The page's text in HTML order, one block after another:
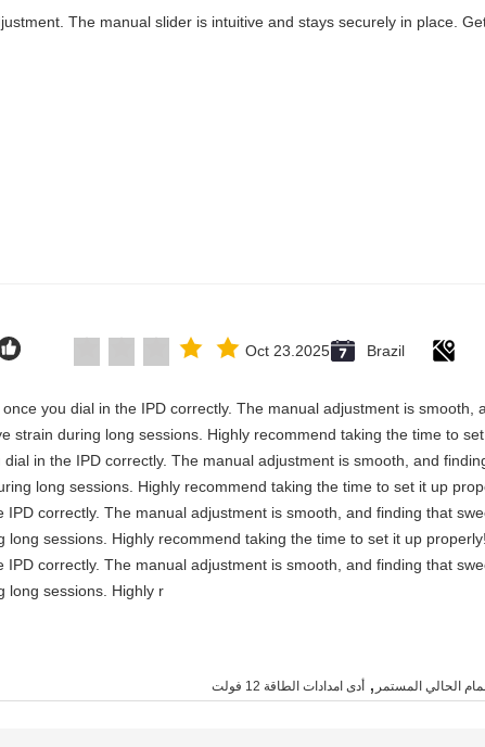
The manual slider is intuitive and stays securely in place.
Brazil
Oct 23.2025
you dial in the IPD correctly. The manual adjustment is smooth,
strain during long sessions. Highly recommend taking the time to
in the IPD correctly. The manual adjustment is smooth, and
long sessions. Highly recommend taking the time to set it up
IPD correctly. The manual adjustment is smooth, and finding that
sessions. Highly recommend taking the time to set it up
IPD correctly. The manual adjustment is smooth, and finding that
long sessions. Highly r
الحالي المستمر , أدى امدادات الطاقة 12 فولت